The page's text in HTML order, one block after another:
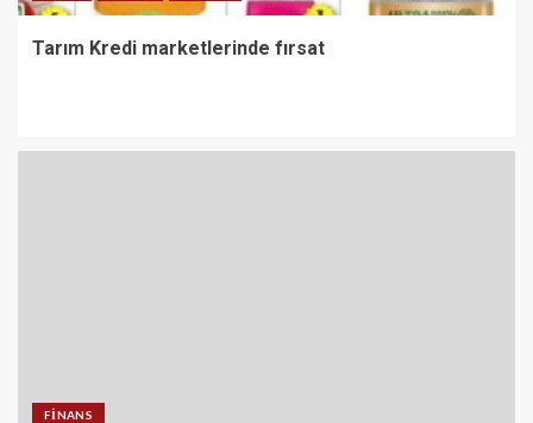
Tarım Kredi marketlerinde fırsat
FINANS